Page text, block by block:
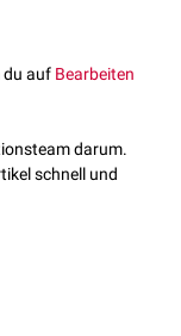
du auf Bearbeiten
darum.
schnell und